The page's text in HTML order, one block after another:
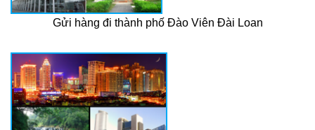
Gửi hàng đi thành phố Đào Viên Đài Loan